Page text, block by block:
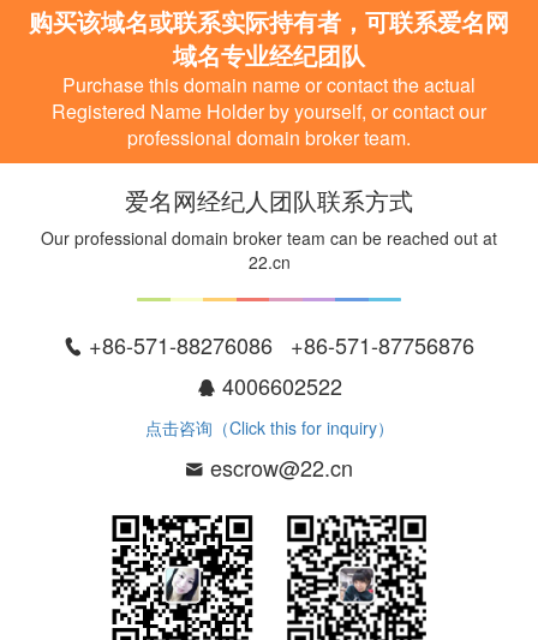
购买该域名或联系实际持有者，可联系爱名网
域名专业经纪团队
Purchase this domain name or contact the actual
Registered Name Holder by yourself, or contact our
professional domain broker team.
爱名网经纪人团队联系方式
Our professional domain broker team can be reached out at
22.cn
+86-571-88276086 +86-571-87756876
4006602522
点击咨询（Click this for inquiry）
escrow@22.cn